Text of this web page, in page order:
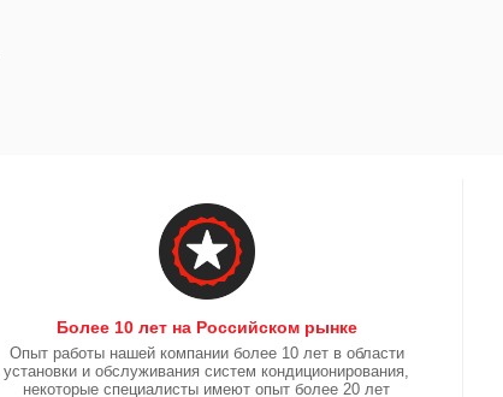
Более 10 лет на Российском рынке
Опыт работы нашей компании более 10 лет в области
установки и обслуживания систем кондиционирования,
некоторые специалисты имеют опыт более 20 лет